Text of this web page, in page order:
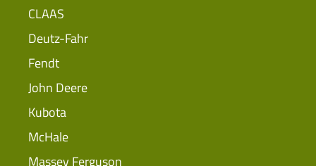
CLAAS
Deutz-Fahr
Fendt
John Deere
Kubota
McHale
Massey Ferguson